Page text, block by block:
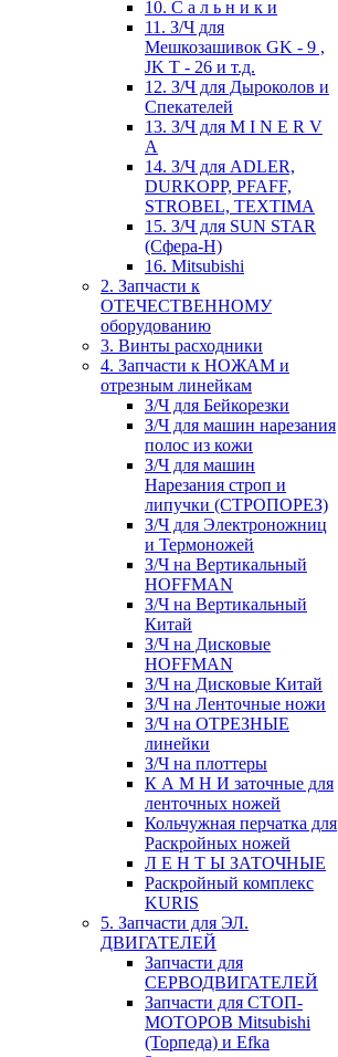
10. С а л ь н и к и
11. З/Ч для
Мешкозашивок GK - 9 ,
JK T - 26 и т.д.
12. З/Ч для Дыроколов и
Спекателей
13. З/Ч для M I N E R V
A
14. З/Ч для ADLER,
DURKOPP, PFAFF,
STROBEL, TEXTIMA
15. З/Ч для SUN STAR
(Сфера-Н)
16. Mitsubishi
2. Запчасти к
ОТЕЧЕСТВЕННОМУ
оборудованию
3. Винты расходники
4. Запчасти к НОЖАМ и
отрезным линейкам
З/Ч для Бейкорезки
З/Ч для машин нарезания
полос из кожи
З/Ч для машин
Нарезания строп и
липучки (СТРОПОРЕЗ)
З/Ч для Электроножниц
и Термоножей
З/Ч на Вертикальный
HOFFMAN
З/Ч на Вертикальный
Китай
З/Ч на Дисковые
HOFFMAN
З/Ч на Дисковые Китай
З/Ч на Ленточные ножи
З/Ч на ОТРЕЗНЫЕ
линейки
З/Ч на плоттеры
К А М Н И заточные для
ленточных ножей
Кольчужная перчатка для
Раскройных ножей
Л Е Н Т Ы ЗАТОЧНЫЕ
Раскройный комплекс
KURIS
5. Запчасти для ЭЛ.
ДВИГАТЕЛЕЙ
Запчасти для
СЕРВОДВИГАТЕЛЕЙ
Запчасти для СТОП-
МОТОРОВ Mitsubishi
(Торпеда) и Efka